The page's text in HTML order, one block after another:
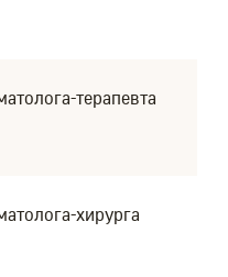
терапевта
хирурга